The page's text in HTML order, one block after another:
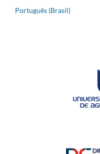
Português (Brasil)